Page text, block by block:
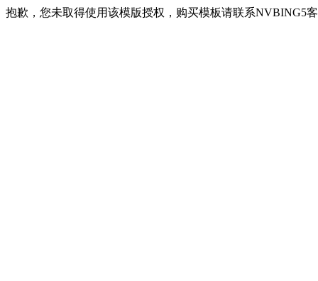
抱歉，您未取得使用该模版授权，购买模板请联系NVBING5客